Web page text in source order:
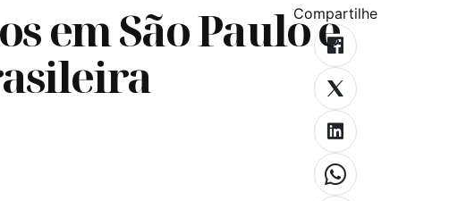
Compartilhe
em São Paulo e